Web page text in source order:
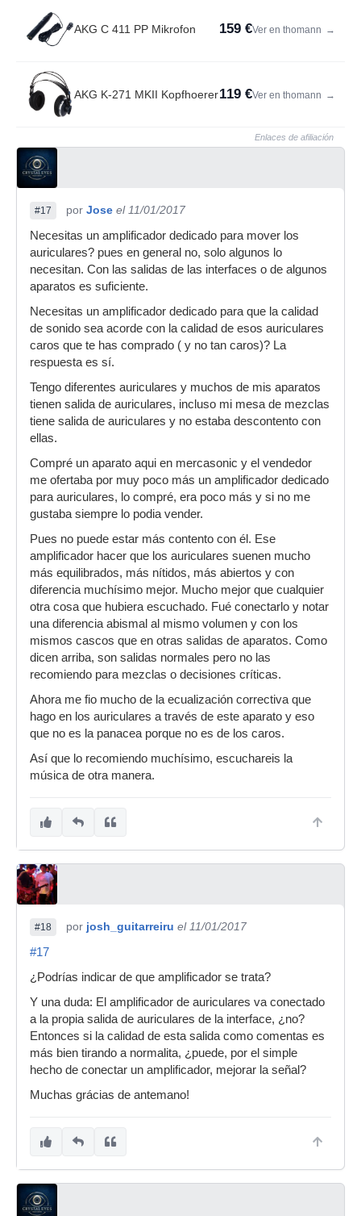
AKG C 411 PP Mikrofon 159 €Ver en thomann →
AKG K-271 MKII Kopfhoerer119 €Ver en thomann →
Enlaces de afiliación
#17 por Jose el 11/01/2017
Necesitas un amplificador dedicado para mover los
auriculares? pues en general no, solo algunos lo
necesitan. Con las salidas de las interfaces o de algunos
aparatos es suficiente.
Necesitas un amplificador dedicado para que la calidad
de sonido sea acorde con la calidad de esos auriculares
caros que te has comprado ( y no tan caros)? La
respuesta es sí.
Tengo diferentes auriculares y muchos de mis aparatos
tienen salida de auriculares, incluso mi mesa de mezclas
tiene salida de auriculares y no estaba descontento con
ellas.
Compré un aparato aqui en mercasonic y el vendedor
me ofertaba por muy poco más un amplificador dedicado
para auriculares, lo compré, era poco más y si no me
gustaba siempre lo podia vender.
Pues no puede estar más contento con él. Ese
amplificador hacer que los auriculares suenen mucho
más equilibrados, más nítidos, más abiertos y con
diferencia muchísimo mejor. Mucho mejor que cualquier
otra cosa que hubiera escuchado. Fué conectarlo y notar
una diferencia abismal al mismo volumen y con los
mismos cascos que en otras salidas de aparatos. Como
dicen arriba, son salidas normales pero no las
recomiendo para mezclas o decisiones críticas.
Ahora me fio mucho de la ecualización correctiva que
hago en los auriculares a través de este aparato y eso
que no es la panacea porque no es de los caros.
Así que lo recomiendo muchísimo, escuchareis la
música de otra manera.
#18 por josh_guitarreiru el 11/01/2017
#17
¿Podrías indicar de que amplificador se trata?
Y una duda: El amplificador de auriculares va conectado
a la propia salida de auriculares de la interface, ¿no?
Entonces si la calidad de esta salida como comentas es
más bien tirando a normalita, ¿puede, por el simple
hecho de conectar un amplificador, mejorar la señal?
Muchas grácias de antemano!